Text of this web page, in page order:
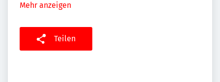
Mehr anzeigen
Teilen